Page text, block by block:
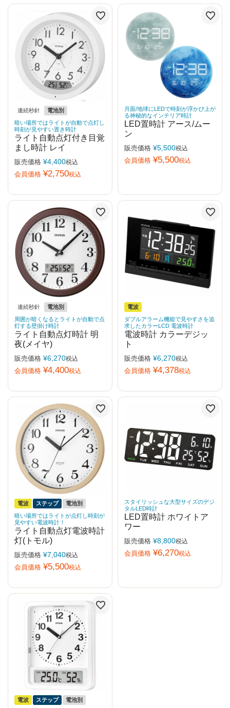
連続秒針
電池別
暗い場所ではライトが自動で点灯し
時刻が見やすい置き時計
ライト自動点灯付き目覚
まし時計 レイ
販売価格 ¥4,400税込
会員価格 ¥2,750税込
月面/地球にLEDで時刻が浮かび上が
る神秘的なインテリア時計
LED置時計 アース/ムー
ン
販売価格 ¥5,500税込
会員価格 ¥5,500税込
連続秒針
電池別
周囲が暗くなるとライトが自動で点
灯する壁掛け時計
ライト自動点灯時計 明
夜(メイヤ)
販売価格 ¥6,270税込
会員価格 ¥4,400税込
電波
ダブルアラーム機能で見やすさを追
求したカラーLCD 電波時計
電波時計 カラーデジッ
ト
販売価格 ¥6,270税込
会員価格 ¥4,378税込
電波 ステップ
電池別
暗い場所ではライトが点灯し時刻が
見やすい電波時計！
ライト自動点灯電波時計
灯(トモル)
販売価格 ¥7,040税込
会員価格 ¥5,500税込
スタイリッシュな大型サイズのデジ
タルLED時計
LED置時計 ホワイトア
ワー
販売価格 ¥8,800税込
会員価格 ¥6,270税込
電波 ステップ
電池別